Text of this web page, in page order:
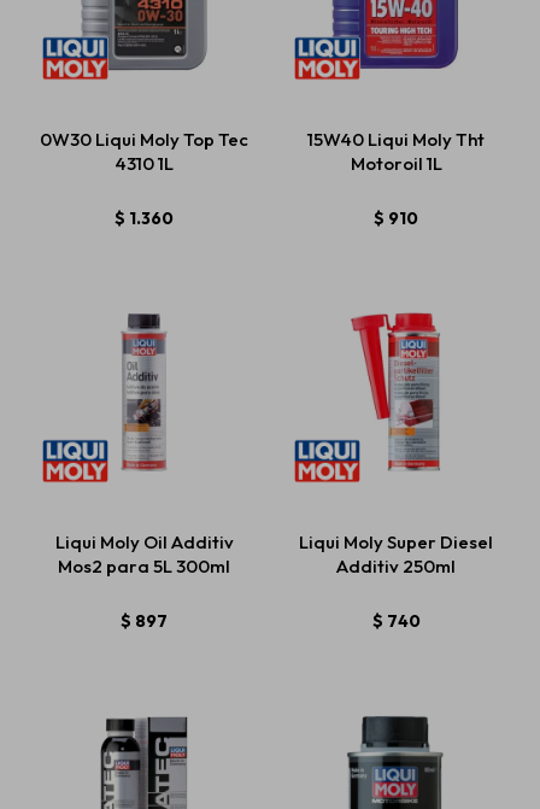
0W30 Liqui Moly Top Tec
4310 1L
$ 1.360
15W40 Liqui Moly Tht
Motoroil 1L
$ 910
Liqui Moly Oil Additiv
Mos2 para 5L 300ml
$ 897
Liqui Moly Super Diesel
Additiv 250ml
$ 740